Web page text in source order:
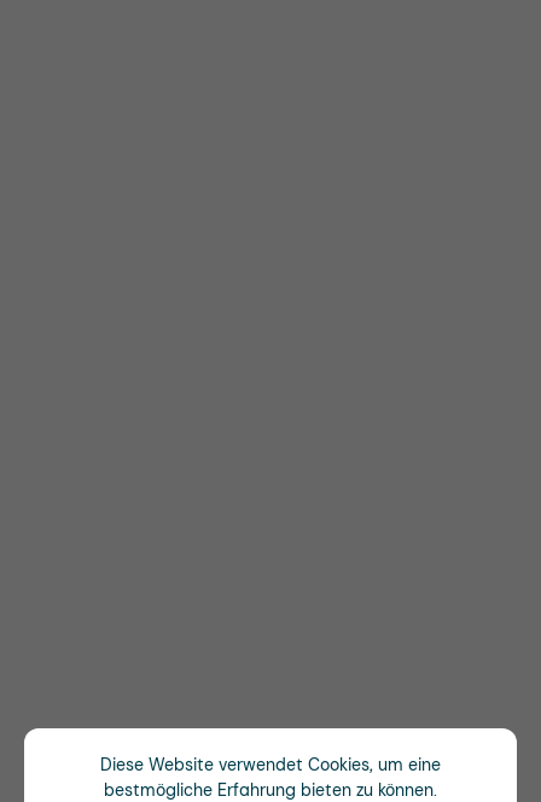
Diese Website verwendet Cookies, um eine
bestmögliche Erfahrung bieten zu können.